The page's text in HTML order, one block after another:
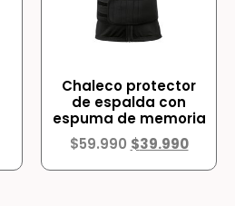
Chaleco protector
de espalda con
espuma de memoria
$59.990 $39.990